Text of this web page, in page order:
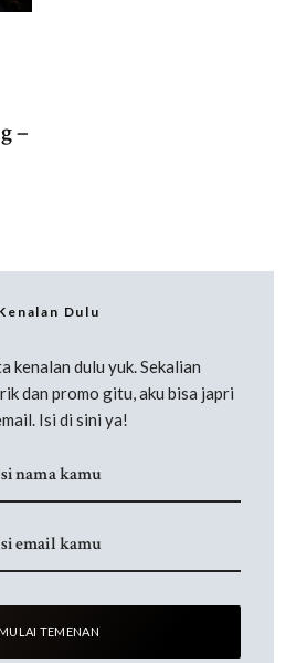
–
Dulu
kenalan dulu yuk. Sekalian
dan promo gitu, aku bisa japri
Isi di sini ya!